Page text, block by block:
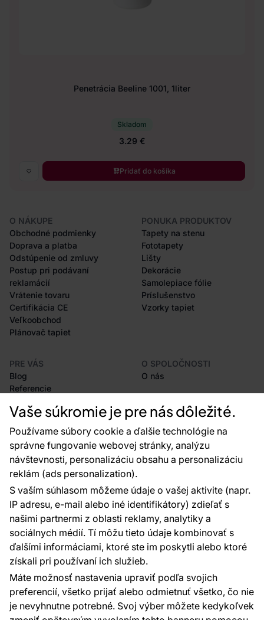
Vaše súkromie je pre nás dôležité.
Používame súbory cookie a ďalšie technológie na
správne fungovanie webovej stránky, analýzu
návštevnosti, personalizáciu obsahu a personalizáciu
reklám (ads personalization).
S vaším súhlasom môžeme údaje o vašej aktivite (napr.
IP adresu, e-mail alebo iné identifikátory) zdieľať s
našimi partnermi z oblasti reklamy, analytiky a
sociálnych médií. Tí môžu tieto údaje kombinovať s
ďalšími informáciami, ktoré ste im poskytli alebo ktoré
získali pri používaní ich služieb.
Máte možnosť nastavenia upraviť podľa svojich
preferencií, všetko prijať alebo odmietnuť všetko, čo nie
je nevyhnutne potrebné. Svoj výber môžete kedykoľvek
Penetrácia Beeline 1001, 1liter
Skladom
3.29 €
Pridať do košíka
O NÁKUPE
Obchodné podmienky
Doprava a platba
Odstúpenie od zmluvy
Postup pri podávaní
reklamácií
Vrátenie tovaru
Certifikácia CE
Veľkoobchod
Plánovač tapiet
PONUKA PRODUKTOV
Tapety na stenu
Fototapety
Lišty
Dekorácie
Samolepiace fólie
Príslušenstvo
Vzorky tapiet
PRE VÁS
Blog
Referencie
Rady a tipy
Najčastejšie otázky
O SPOLOČNOSTI
O nás
Kontakty
Sme tu pre vás 24 hodín denne, 7 dní v
týždni
+420 777 004 021
info@vavex.cz
Vavex 1990 s.r.o., IČ: 26776251, DIČ: CZ26776251
Dělostřelecká 330, Příbram 261 01
Ďalšie kontakty